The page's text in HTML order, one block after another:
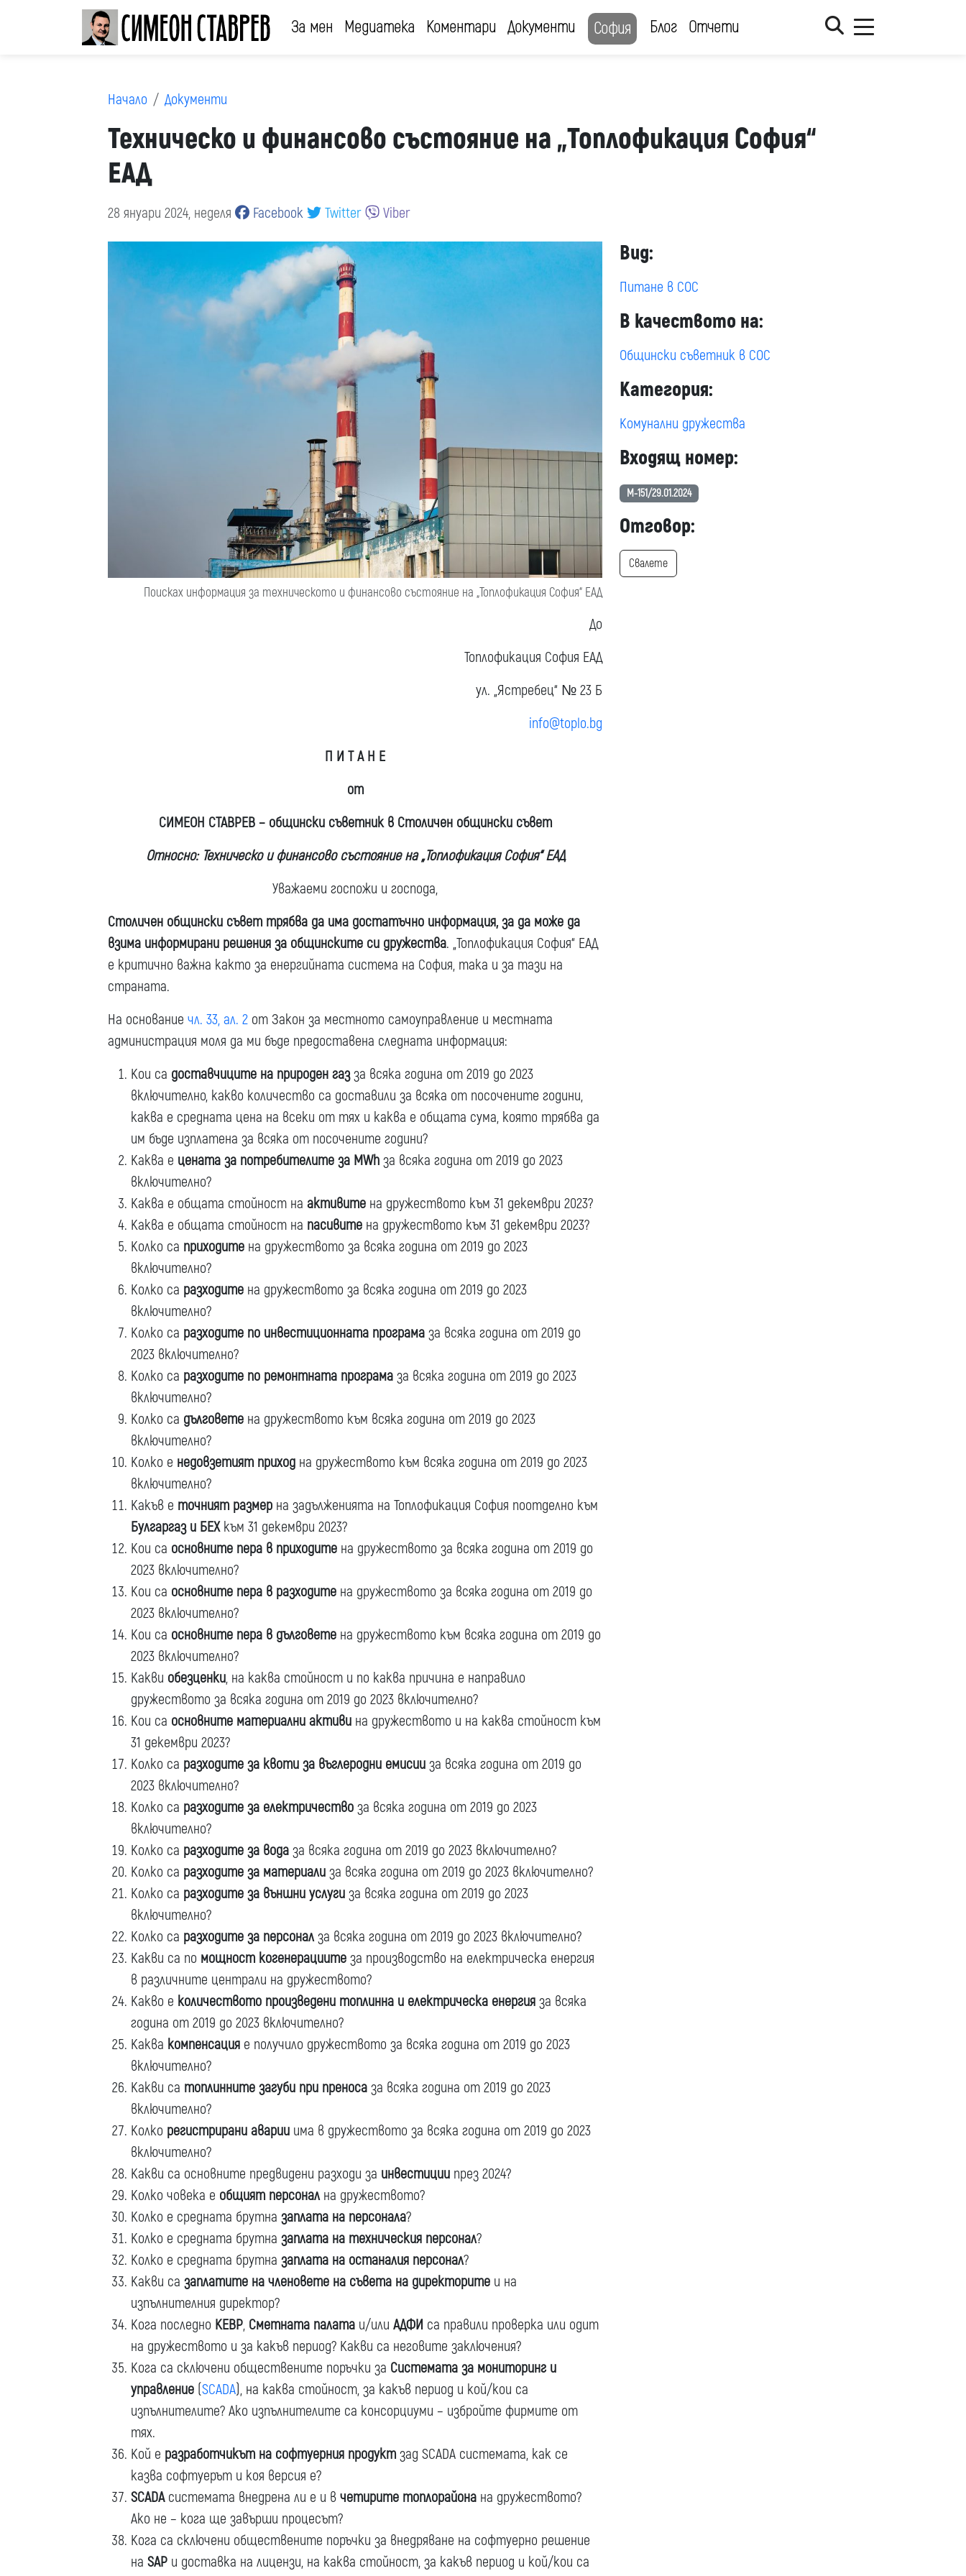
За мен Медиатека Коментари Документи София Блог Отчети
Начало Документи
Техническо и финансово състояние на „Топлофикация София“
ЕАД
28 януари 2024, неделя Facebook Twitter Viber
Поисках информация за техническото и финансово състояние на „Топлофикация София“ ЕАД
До
Топлофикация София ЕАД
ул. „Ястребец“ № 23 Б
info@toplo.bg
П И Т А Н Е
от
СИМЕОН СТАВРЕВ – общински съветник в Столичен общински съвет
Относно: Техническо и финансово състояние на „Топлофикация София“ ЕАД
Уважаеми госпожи и господа,
Столичен общински съвет трябва да има достатъчно информация, за да може да
взима информирани решения за общинските си дружества. „Топлофикация София“ ЕАД
е критично важна както за енергийната система на София, така и за тази на
страната.
На основание чл. 33, ал. 2 от Закон за местното самоуправление и местната
администрация моля да ми бъде предоставена следната информация:
Кои са доставчиците на природен газза всяка година от 2019 до 2023
включително, какво количество са доставили за всяка от посочените години,
каква е средната цена на всеки от тях и каква е общата сума, която трябва да
им бъде изплатена за всяка от посочените години?
Каква е цената за потребителите за MWh за всяка година от 2019 до 2023
включително?
Каква е общата стойност на активите на дружеството към 31 декември 2023?
Каква е общата стойност на пасивите на дружеството към 31 декември 2023?
Колко са приходите на дружеството за всяка година от 2019 до 2023
включително?
Колко са разходите на дружеството за всяка година от 2019 до 2023
включително?
Колко са разходите по инвестиционната програма за всяка година от 2019 до
2023 включително?
Колко са разходите по ремонтната програма за всяка година от 2019 до 2023
включително?
Колко са дълговете на дружеството към всяка година от 2019 до 2023
включително?
Колко е недовзетият приход на дружеството към всяка година от 2019 до 2023
включително?
Какъв е точният размер на задълженията на Топлофикация София поотделно към
Булгаргаз и БЕХкъм 31 декември 2023?
Кои са основните пера в приходите на дружеството за всяка година от 2019 до
2023 включително?
Кои са основните пера в разходите на дружеството за всяка година от 2019 до
2023 включително?
Кои са основните пера в дълговете на дружеството към всяка година от 2019 до
2023 включително?
Какви обезценки, на каква стойност и по каква причина е направило
дружеството за всяка година от 2019 до 2023 включително?
Кои са основните материални активи на дружеството и на каква стойност към
31 декември 2023?
Колко са разходите за квоти за въглеродни емисии за всяка година от 2019 до
2023 включително?
Колко са разходите за електричество за всяка година от 2019 до 2023
включително?
Колко са разходите за вода за всяка година от 2019 до 2023 включително?
Колко са разходите за материали за всяка година от 2019 до 2023 включително?
Колко са разходите за външни услуги за всяка година от 2019 до 2023
включително?
Колко са разходите за персоналза всяка година от 2019 до 2023 включително?
Какви са по мощност когенерациите за производство на електрическа енергия
в различните централи на дружеството?
Какво е количеството произведени топлинна и електрическа енергия за всяка
година от 2019 до 2023 включително?
Каква компенсация е получило дружеството за всяка година от 2019 до 2023
включително?
Какви са топлинните загуби при преноса за всяка година от 2019 до 2023
включително?
Колко регистрирани аварии има в дружеството за всяка година от 2019 до 2023
включително?
Какви са основните предвидени разходи за инвестиции през 2024?
Колко човека е общият персонална дружеството?
Колко е средната брутна заплата на персонала?
Колко е средната брутна заплата на техническия персонал?
Колко е средната брутна заплата на останалия персонал?
Какви са заплатите на членовете на съвета на директорите и на
изпълнителния директор?
Кога последно КЕВР, Сметната палата и/или АДФИ са правили проверка или одит
на дружеството и за какъв период? Какви са неговите заключения?
Кога са сключени обществените поръчки за Системата за мониторинг и
управление (SCADA), на каква стойност, за какъв период и кой/кои са
изпълнителите? Ако изпълнителите са консорциуми – избройте фирмите от
тях.
Кой е разработчикът на софтуерния продукт зад SCADA системата, как се
казва софтуерът и коя версия е?
SCADAсистемата внедрена ли е и в четирите топлорайона на дружеството?
Ако не – кога ще завърши процесът?
Кога са сключени обществените поръчки за внедряване на софтуерно решение
на SAP и доставка на лицензи, на каква стойност, за какъв период и кой/кои са
Вид:
Питане в СОС
В качеството на:
Общински съветник в СОС
Категория:
Комунални дружества
Входящ номер:
М-151/29.01.2024
Отговор:
Свалете